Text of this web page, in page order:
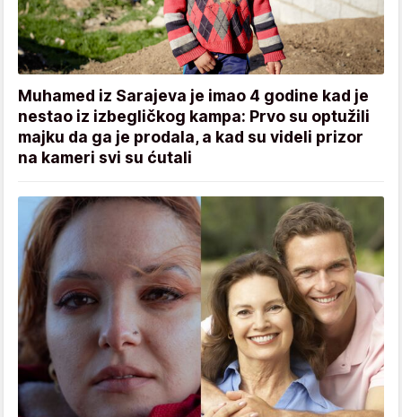
Muhamed iz Sarajeva je imao 4 godine kad je
nestao iz izbegličkog kampa: Prvo su optužili
majku da ga je prodala, a kad su videli prizor
na kameri svi su ćutali